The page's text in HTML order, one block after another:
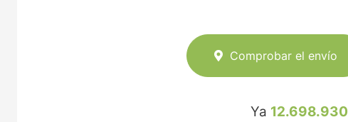
Comprobar el envío
Ya 12.698.930